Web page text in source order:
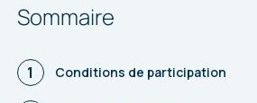
Sommaire
1 Conditions de participation